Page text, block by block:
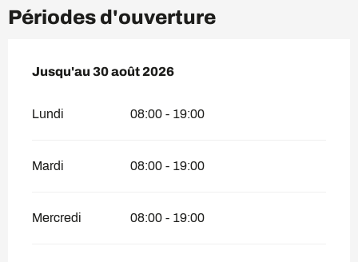
Périodes d'ouverture
Du1 juillet 2026au30 août 2026
Jusqu'au 30 août 2026
Lundi 08:00 - 19:00
Mardi 08:00 - 19:00
Mercredi 08:00 - 19:00